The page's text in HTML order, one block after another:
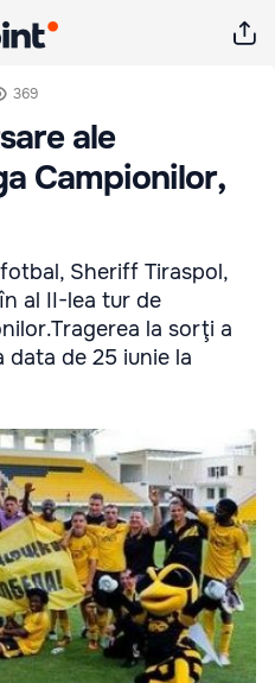
369
ale
Campionilor,
Sheriff Tiraspol,
al II-lea tur de
la sorţi a
data de 25 iunie la